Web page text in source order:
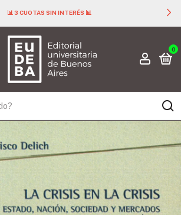
📊 3 CUOTAS SIN INTERÉS 📊
0